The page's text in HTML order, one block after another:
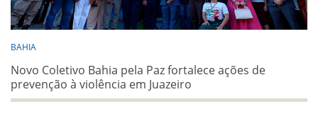
BAHIA
Novo Coletivo Bahia pela Paz fortalece ações de
prevenção à violência em Juazeiro